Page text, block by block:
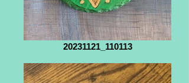
20231121_110113